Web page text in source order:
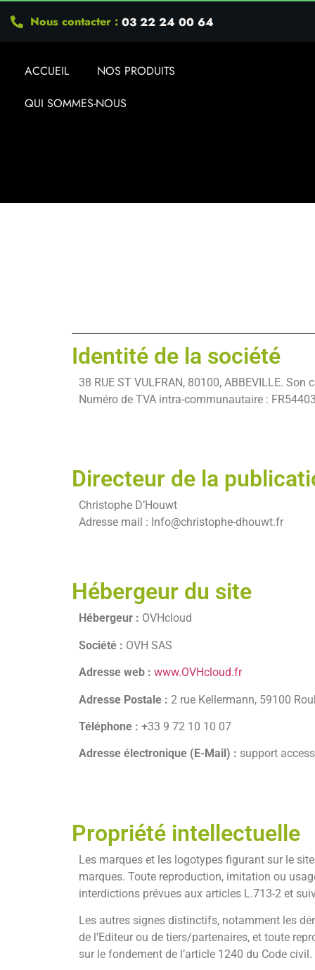
Nous contacter : 03 22 24 00 64
ACCUEIL
NOS PRODUITS
QUI SOMMES-NOUS
Identité de la société
38 RUE ST VULFRAN, 80100, ABBEVILLE.
Numéro de TVA intra-communautaire :
Directeur de la
Christophe D’Houwt
Adresse mail : Info@christophe-dhouwt.fr
Hébergeur du site
Hébergeur : OVHcloud
Société : OVH SAS
Adresse web : www.OVHcloud.fr
Adresse Postale : 2 rue Kellermann, 59100
Téléphone : +33 9 72 10 10 07
Adresse électronique (E-Mail) : support
Propriété intellectuelle
Les marques et les logotypes figurant sur le
marques. Toute reproduction, imitation ou
interdictions prévues aux articles L.713-2 et
Les autres signes distinctifs, notamment les
de l’Editeur ou de tiers/partenaires, et toute
sur le fondement de l’article 1240 du Code civil.